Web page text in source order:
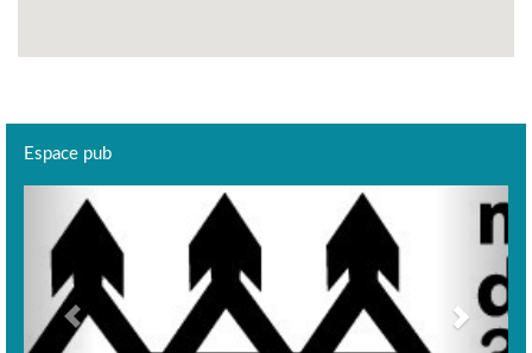
Espace pub
Previous